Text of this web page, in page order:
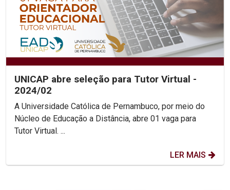
UNICAP abre seleção para Tutor Virtual -
2024/02
A Universidade Católica de Pernambuco, por meio do
Núcleo de Educação a Distância, abre 01 vaga para
Tutor Virtual. ...
LER MAIS